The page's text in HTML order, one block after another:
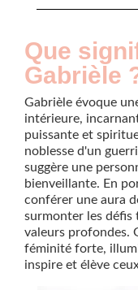
Que
Gabrièle
Gabrièle évoque
intérieure,
puissante et
noblesse d'un
suggère une
bienveillante. En
conférer une aura
surmonter les défis
valeurs profondes.
féminité forte,
inspire et élève